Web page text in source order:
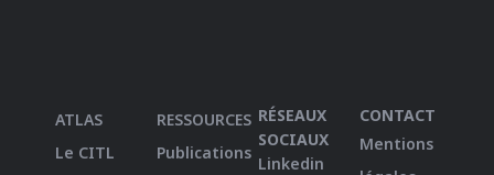
ATLAS
Le CITL
RESSOURCES
Publications
RÉSEAUX
SOCIAUX
Linkedin
CONTACT
Mentions